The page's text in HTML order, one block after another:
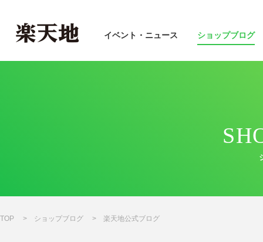
イベント・ニュース ショップブログ
TOP ショップブログ 楽天地公式ブログ